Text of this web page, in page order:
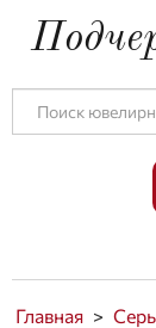
Главная >